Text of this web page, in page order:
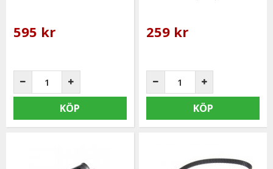
595 kr
KÖP
259 kr
KÖP